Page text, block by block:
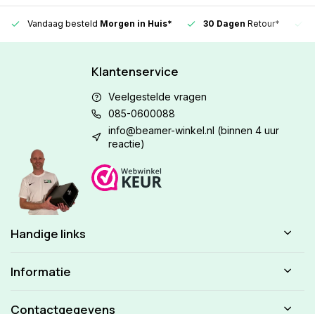
Vandaag besteld Morgen in Huis* 30 Dagen Retour*
Klantenservice
Veelgestelde vragen
085-0600088
info@beamer-winkel.nl (binnen 4 uur
reactie)
Handige links
Informatie
Contactgegevens